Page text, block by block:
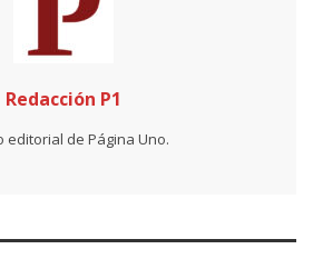
Redacción P1
editorial de Página Uno.